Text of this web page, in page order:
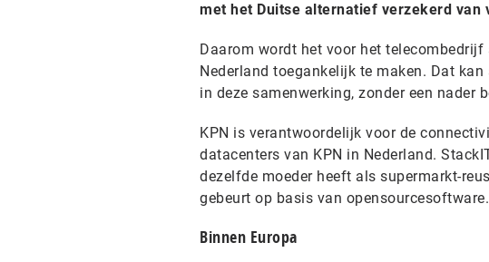
met het Duitse alternatief verzekerd van
Daarom wordt het voor het
Nederland toegankelijk te maken. Dat
in deze samenwerking, zonder een nader
KPN is verantwoordelijk voor de
datacenters van KPN in Nederland.
dezelfde moeder heeft als supermarkt-
gebeurt op basis van opensourcesoftware.
Binnen Europa